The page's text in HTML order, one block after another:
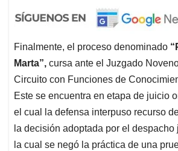
Finalmente, el proceso denominado
Marta”, cursa ante el Juzgado
Circuito con Funciones de
Este se encuentra en etapa de juicio
el cual la defensa interpuso recurso
la decisión adoptada por el
la cual se negó la práctica de una